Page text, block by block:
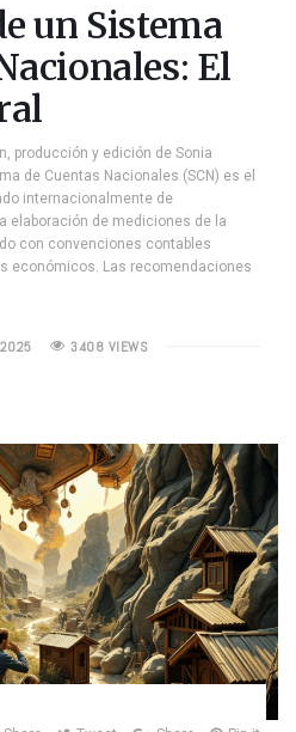
un Sistema
El
producción y edición de Sonia
de Cuentas Nacionales (SCN) es el
internacionalmente de
elaboración de mediciones de la
con convenciones contables
económicos. Las recomendaciones
3408 VIEWS